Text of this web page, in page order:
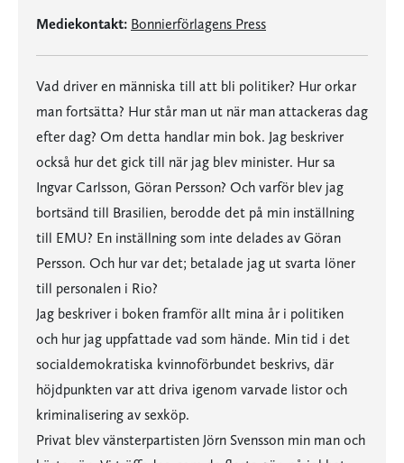
Mediekontakt: Bonnierförlagens Press
Vad driver en människa till att bli politiker? Hur orkar
man fortsätta? Hur står man ut när man attackeras dag
efter dag? Om detta handlar min bok. Jag beskriver
också hur det gick till när jag blev minister. Hur sa
Ingvar Carlsson, Göran Persson? Och varför blev jag
bortsänd till Brasilien, berodde det på min inställning
till EMU? En inställning som inte delades av Göran
Persson. Och hur var det; betalade jag ut svarta löner
till personalen i Rio?
Jag beskriver i boken framför allt mina år i politiken
och hur jag uppfattade vad som hände. Min tid i det
socialdemokratiska kvinnoförbundet beskrivs, där
höjdpunkten var att driva igenom varvade listor och
kriminalisering av sexköp.
Privat blev vänsterpartisten Jörn Svensson min man och